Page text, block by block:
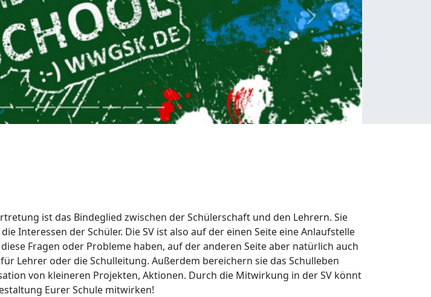
weiter
ist das Bindeglied zwischen der Schülerschaft und den Lehrern. Sie
Interessen der Schüler. Die SV ist also auf der einen Seite eine Anlaufstelle
Fragen oder Probleme haben, auf der anderen Seite aber natürlich auch
Lehrer oder die Schulleitung. Außerdem bereichern sie das Schulleben
von kleineren Projekten, Aktionen. Durch die Mitwirkung in der SV könnt
Eurer Schule mitwirken!